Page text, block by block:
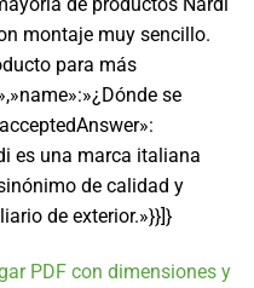
montaje muy sencillo.
para más
se
es una marca italiana
de calidad y
de exterior.»}}]}
PDF con dimensiones y